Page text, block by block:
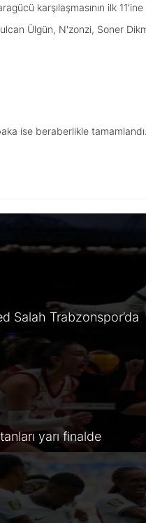
karşılaşmasının ilk
Ülgün, N'zonzi, Soner
ise beraberlikle tamamlandı.
Salah Trabzonspor’da
yarı finalde